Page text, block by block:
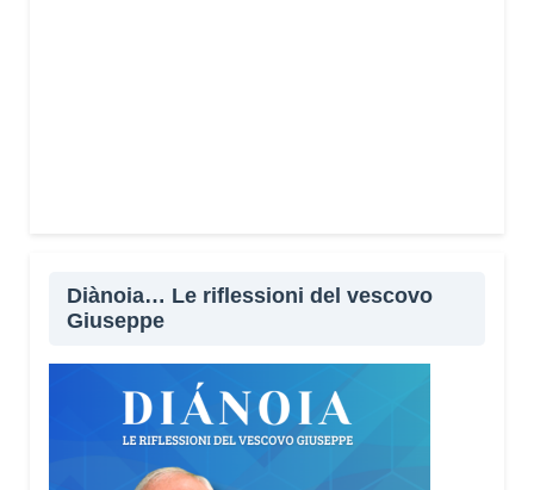
Diànoia… Le riflessioni del vescovo
Giuseppe